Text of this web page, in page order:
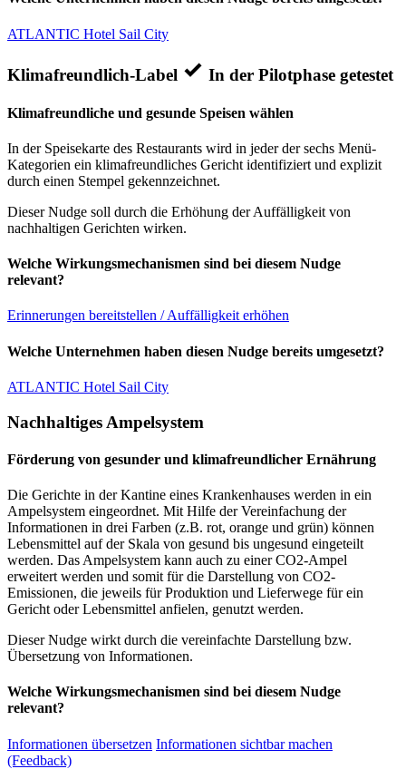
ATLANTIC Hotel Sail City
Klimafreundlich-Label In der Pilotphase getestet
Klimafreundliche und gesunde Speisen wählen
In der Speisekarte des Restaurants wird in jeder der sechs Menü-
Kategorien ein klimafreundliches Gericht identifiziert und explizit
durch einen Stempel gekennzeichnet.
Dieser Nudge soll durch die Erhöhung der Auffälligkeit von
nachhaltigen Gerichten wirken.
Welche Wirkungsmechanismen sind bei diesem Nudge
relevant?
Erinnerungen bereitstellen / Auffälligkeit erhöhen
Welche Unternehmen haben diesen Nudge bereits umgesetzt?
ATLANTIC Hotel Sail City
Nachhaltiges Ampelsystem
Förderung von gesunder und klimafreundlicher Ernährung
Die Gerichte in der Kantine eines Krankenhauses werden in ein
Ampelsystem eingeordnet. Mit Hilfe der Vereinfachung der
Informationen in drei Farben (z.B. rot, orange und grün) können
Lebensmittel auf der Skala von gesund bis ungesund eingeteilt
werden. Das Ampelsystem kann auch zu einer CO2-Ampel
erweitert werden und somit für die Darstellung von CO2-
Emissionen, die jeweils für Produktion und Lieferwege für ein
Gericht oder Lebensmittel anfielen, genutzt werden.
Dieser Nudge wirkt durch die vereinfachte Darstellung bzw.
Übersetzung von Informationen.
Welche Wirkungsmechanismen sind bei diesem Nudge
relevant?
Informationen übersetzen Informationen sichtbar machen
(Feedback)